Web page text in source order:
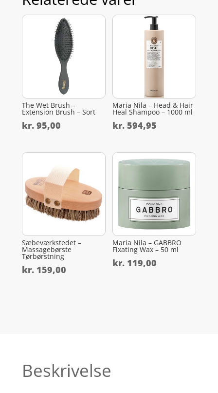
The Wet Brush –
Extension Brush – Sort
kr.95,00
Maria Nila – Head & Hair
Heal Shampoo – 1000 ml
kr. 594,95
Sæbeværkstedet –
Massagebørste
Tørbørstning
kr.159,00
Maria Nila – GABBRO
Fixating Wax – 50 ml
kr. 119,00
Beskrivelse